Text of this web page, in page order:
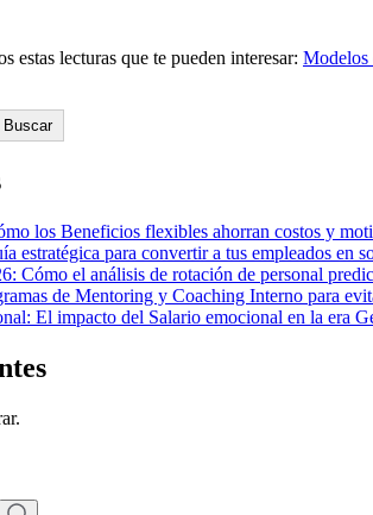
estas lecturas que te pueden interesar: Modelos
Buscar
los Beneficios flexibles ahorran costos y
estratégica para convertir a tus empleados en
Cómo el análisis de rotación de personal
de Mentoring y Coaching Interno para
El impacto del Salario emocional en la era